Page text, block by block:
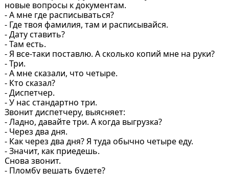
новые вопросы к документам.
- А мне где расписываться?
- Где твоя фамилия, там и расписывайся.
- Дату ставить?
- Там есть.
- Я все-таки поставлю. А сколько копий мне на руки?
- Три.
- А мне сказали, что четыре.
- Кто сказал?
- Диспетчер.
- У нас стандартно три.
Звонит диспетчеру, выясняет:
- Ладно, давайте три. А когда выгрузка?
- Через два дня.
- Как через два дня? Я туда обычно четыре еду.
- Значит, как приедешь.
Снова звонит.
- Пломбу вешать будете?